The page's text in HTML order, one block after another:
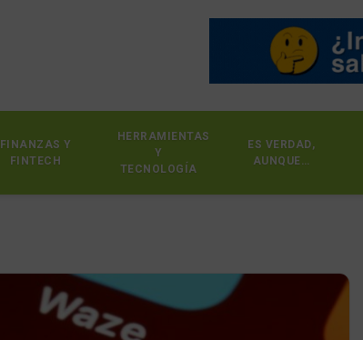
FINANZAS Y
FINTECH
HERRAMIENTAS
Y
TECNOLOGÍA
ES VERDAD,
AUNQUE…